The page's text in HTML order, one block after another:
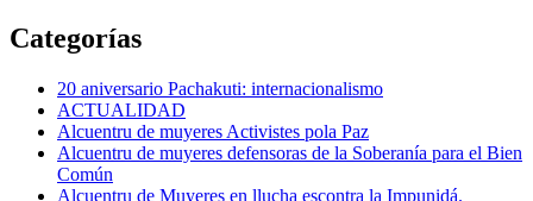
Categorías
20 aniversario Pachakuti: internacionalismo
ACTUALIDAD
Alcuentru de muyeres Activistes pola Paz
Alcuentru de muyeres defensoras de la Soberanía para el Bien
Común
Alcuentru de Muyeres en llucha escontra la Impunidá.